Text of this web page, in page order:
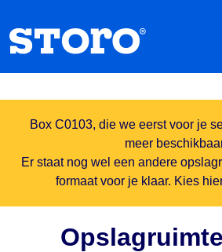
Box C0103, die we eerst voor je
meer
Er staat nog wel een andere
formaat voor je klaar. Kies